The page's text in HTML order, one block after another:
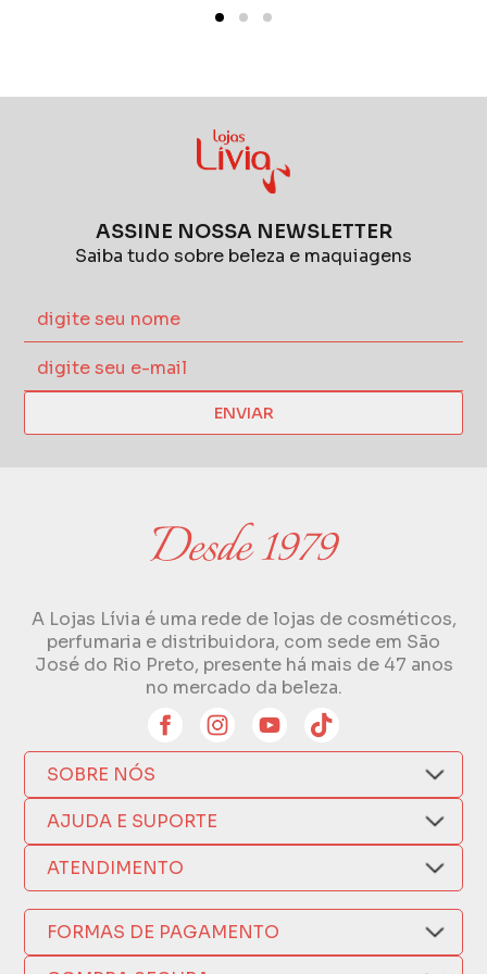
ASSINE NOSSA NEWSLETTER
Saiba tudo sobre beleza e maquiagens
ENVIAR
A Lojas Lívia é uma rede de lojas de cosméticos,
perfumaria e distribuidora, com sede em São
José do Rio Preto, presente há mais de 47 anos
no mercado da beleza.
SOBRE NÓS
Quem Somos
Compra Segura
Como Comprar
Nossas Lojas
Política de Privacidade
AJUDA E SUPORTE
Nosso Aplicativo
Trocas e Devoluções
Formas de Pagamento
Fretes e Entregas
Fabricantes
ATENDIMENTO
Fale por WhatsApp
(17) 3209-9595
FORMAS DE PAGAMENTO